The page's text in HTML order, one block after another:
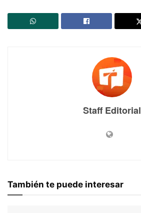
Staff Editorial
También te puede interesar